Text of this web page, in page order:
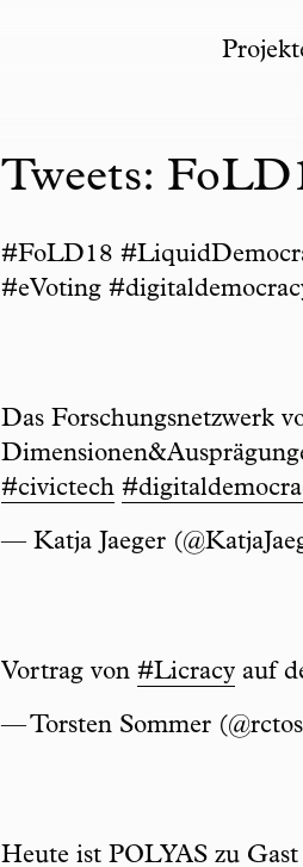
Tweets:
#FoLD18
#eVoting
Das Forschungsnetzwerk
#civictech
— Katja Jaeger
Vortrag von #Licracy auf
— Torsten Sommer
Heute ist POLYAS zu